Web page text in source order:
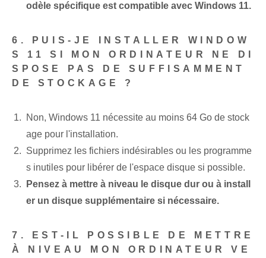
odèle spécifique est compatible avec Windows 11.
6. PUIS-JE INSTALLER WINDOW
S 11 SI MON ORDINATEUR NE DI
SPOSE PAS DE SUFFISAMMENT
DE STOCKAGE ?
Non, Windows 11 nécessite au moins 64 Go de stock
age pour l'installation.
Supprimez les fichiers indésirables ou les programme
s inutiles pour libérer de l'espace disque si possible.
Pensez à mettre à niveau le disque dur ou à install
er un disque supplémentaire si nécessaire.
7. EST-IL POSSIBLE DE METTRE
À NIVEAU MON ORDINATEUR VE